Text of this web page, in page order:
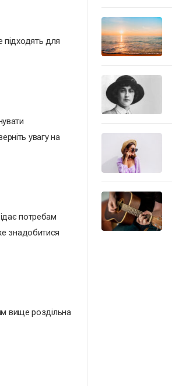
підходять для
увагу на
потребам
знадобитися
вище роздільна